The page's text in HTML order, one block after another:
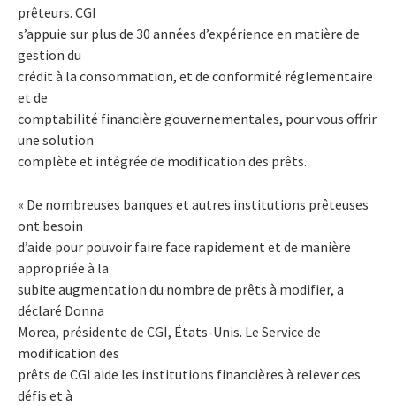
prêteurs. CGI
s’appuie sur plus de 30 années d’expérience en matière de
gestion du
crédit à la consommation, et de conformité réglementaire
et de
comptabilité financière gouvernementales, pour vous offrir
une solution
complète et intégrée de modification des prêts.
« De nombreuses banques et autres institutions prêteuses
ont besoin
d’aide pour pouvoir faire face rapidement et de manière
appropriée à la
subite augmentation du nombre de prêts à modifier, a
déclaré Donna
Morea, présidente de CGI, États-Unis. Le Service de
modification des
prêts de CGI aide les institutions financières à relever ces
défis et à